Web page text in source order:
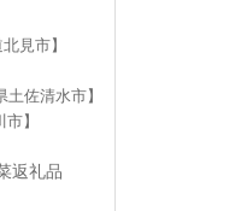
見市】
佐清水市】
】
返礼品